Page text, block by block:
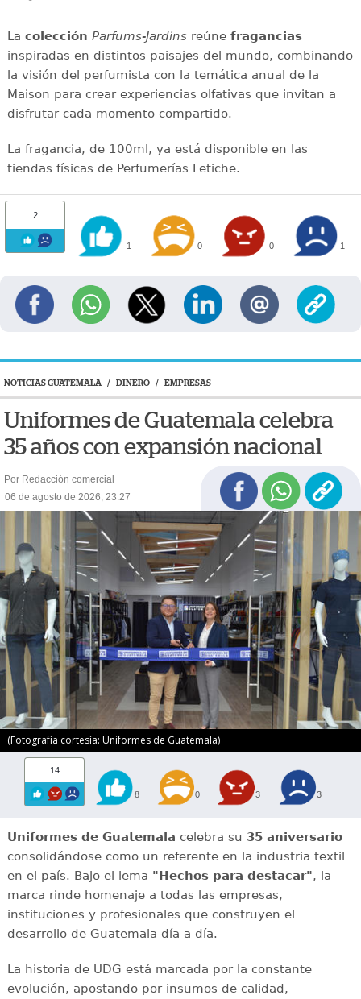
La colección Parfums-Jardinsreúne fragancias
inspiradas en distintos paisajes del mundo, combinando
la visión del perfumista con la temática anual de la
Maison para crear experiencias olfativas que invitan a
disfrutar cada momento compartido.
La fragancia, de 100ml, ya está disponible en las
tiendas físicas de Perfumerías Fetiche.
2
1 0 0 1
NOTICIAS GUATEMALA / DINERO / EMPRESAS
Uniformes de Guatemala celebra
35 años con expansión nacional
Por Redacción comercial
06 de agosto de 2026, 23:27
(Fotografía cortesía: Uniformes de Guatemala)
14
8 0 3 3
Uniformes de Guatemala celebra su 35 aniversario
consolidándose como un referente en la industria textil
en el país. Bajo el lema "Hechos para destacar", la
marca rinde homenaje a todas las empresas,
instituciones y profesionales que construyen el
desarrollo de Guatemala día a día.
La historia de UDG está marcada por la constante
evolución, apostando por insumos de calidad,